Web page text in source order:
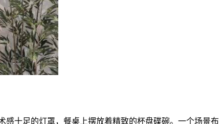
十足的灯罩，餐桌上摆放着精致的杯盘碟碗。一个场景布